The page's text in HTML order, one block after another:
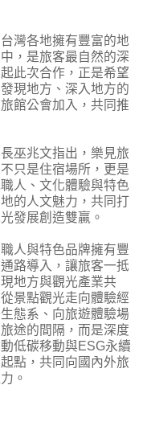
灣各地擁有豐富的地
，是旅客最自然的深
此次合作，正是希望
現地方、深入地方的
館公會加入，共同推
巫兆文指出，樂見旅
只是住宿場所，更是
人、文化體驗與特色
的人文魅力，共同打
發展創造雙贏。
人與特色品牌擁有豐
路導入，讓旅客一抵
地方與觀光產業共
景點觀光走向體驗經
態系、向旅遊體驗場
途的間隔，而是深度
低碳移動與ESG永續
點，共同向國內外旅
。